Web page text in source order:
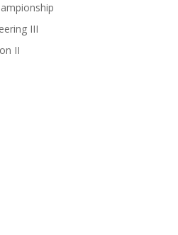
III
II